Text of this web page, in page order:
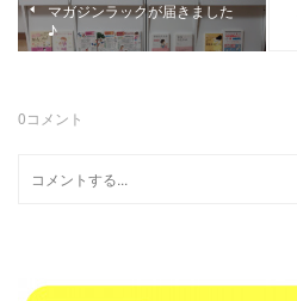
マガジンラックが届きました
♪
0コメント